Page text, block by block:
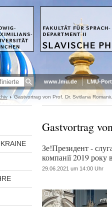
www.lmu.de LMU-
Gastvortrag von Prof. Dr. Svitlana
Gastvortrag
Зе!Президент -
компанії 2019 року
29.06.2021 um 14:00 Uhr